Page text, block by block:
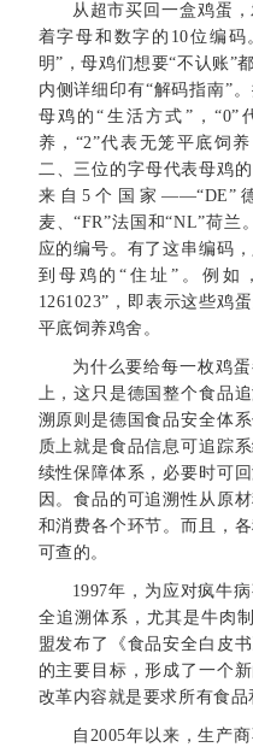
从超市买回一盒鸡蛋
着字母和数字的10位编
明”，母鸡们想要“不认账”
内侧详细印有“解码指南”
母鸡的“生活方式”，“0”
养，“2”代表无笼平底饲
二、三位的字母代表母鸡
来自5个国家——“DE”
麦、“FR”法国和“NL”荷
应的编号。有了这串编码
到母鸡的“住址”。例如
1261023”，即表示这些鸡
平底饲养鸡舍。
为什么要给每一枚鸡
上，这只是德国整个食品
溯原则是德国食品安全体
质上就是食品信息可追踪
续性保障体系，必要时可
因。食品的可追溯性从原
和消费各个环节。而且，
可查的。
1997年，为应对疯牛
全追溯体系，尤其是牛肉
盟发布了《食品安全白皮
的主要目标，形成了一个
改革内容就是要求所有食品
自2005年以来，生产